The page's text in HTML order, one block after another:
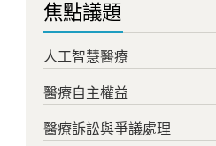
焦點議題
人工智慧醫療
醫療自主權益
醫療訴訟與爭議處理